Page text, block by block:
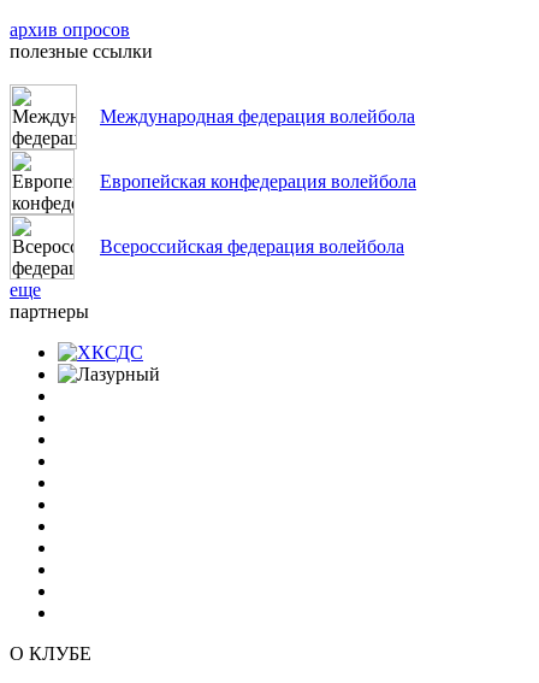
архив опросов
полезные ссылки
Международная федерация волейбола
Европейская конфедерация волейбола
Всероссийская федерация волейбола
еще
партнеры
О КЛУБЕ